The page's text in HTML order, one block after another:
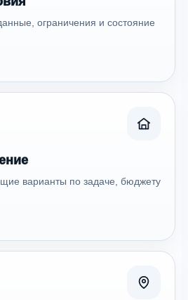
ограничения и состояние
варианты по задаче, бюджету